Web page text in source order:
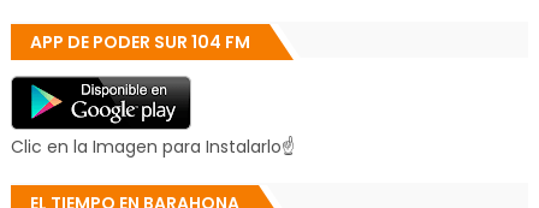
APP DE PODER SUR 104 FM
Clic en la Imagen para Instalarlo☝
EL TIEMPO EN BARAHONA